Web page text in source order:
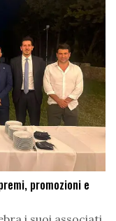
promozioni e